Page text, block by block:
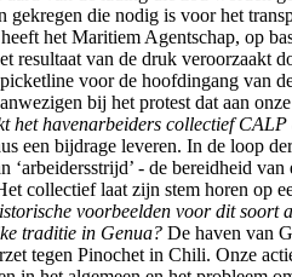
gekregen die nodig is voor het
het Maritiem Agentschap, op
resultaat van de druk veroorzaakt
voor de hoofdingang van
bij het protest dat aan
het havenarbeiders collectief
een bijdrage leveren. In de loop
‘arbeidersstrijd’ - de bereidheid
collectief laat zijn stem horen op
voorbeelden voor dit soort
traditie in Genua? De haven van
tegen Pinochet in Chili. Onze